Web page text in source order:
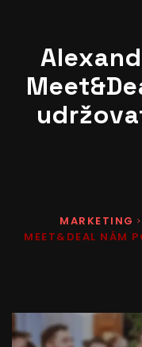
MARKETING >
MEET&DEAL NÁM